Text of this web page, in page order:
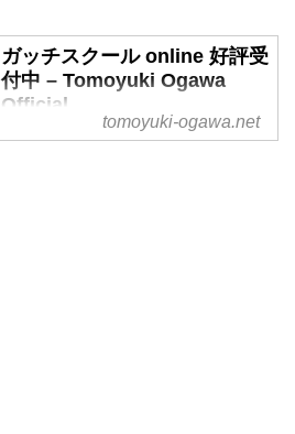
ガッチスクール online 好評受
付中 – Tomoyuki Ogawa
Official
tomoyuki-ogawa.net